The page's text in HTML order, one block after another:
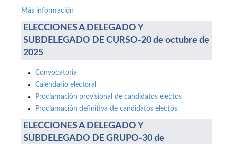
Más información
ELECCIONES A DELEGADO Y
SUBDELEGADO DE CURSO-20 de octubre de
2025
Convocatoria
Calendario electoral
Proclamación provisional de candidatos electos
Proclamación definitiva de candidatos electos
ELECCIONES A DELEGADO Y
SUBDELEGADO DE GRUPO-30 de